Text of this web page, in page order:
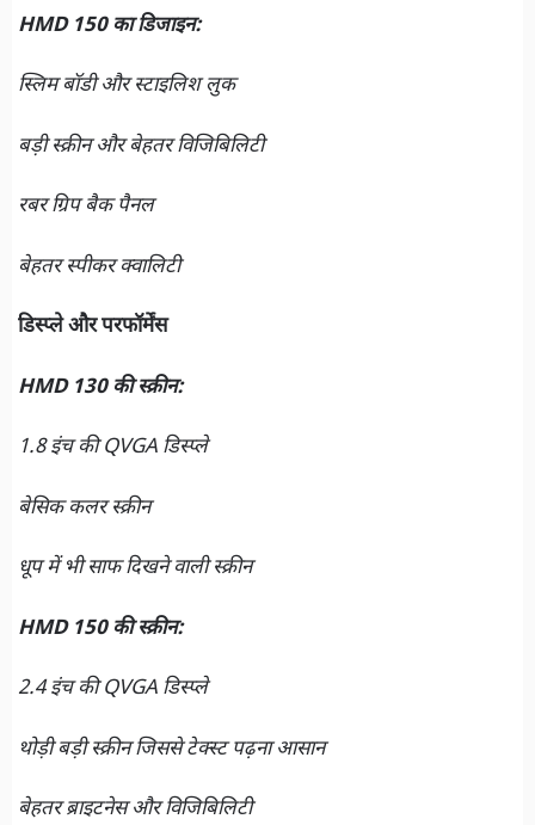
HMD 150 का डिजाइन:
स्लिम बॉडी और स्टाइलिश लुक
बड़ी स्क्रीन और बेहतर विजिबिलिटी
रबर ग्रिप बैक पैनल
बेहतर स्पीकर क्वालिटी
डिस्प्ले और परफॉर्मेंस
HMD 130 की स्क्रीन:
1.8 इंच की QVGA डिस्प्ले
बेसिक कलर स्क्रीन
धूप में भी साफ दिखने वाली स्क्रीन
HMD 150 की स्क्रीन:
2.4 इंच की QVGA डिस्प्ले
थोड़ी बड़ी स्क्रीन जिससे टेक्स्ट पढ़ना आसान
बेहतर ब्राइटनेस और विजिबिलिटी